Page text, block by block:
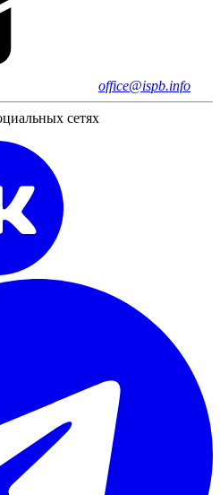
office@ispb.info
сетях